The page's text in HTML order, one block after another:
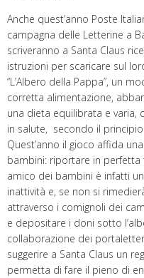
Anche quest’anno Poste
campagna delle Letterine a
scriveranno a Santa Claus
istruzioni per scaricare sul
“L’Albero della Pappa”, un
corretta alimentazione,
una dieta equilibrata e varia,
in salute, secondo il
Quest’anno il gioco affida
bambini: riportare in perfetta
amico dei bambini è infatti
inattività e, se non si
attraverso i comignoli dei
e depositare i doni sotto
collaborazione dei
suggerire a Santa Claus un
permetta di fare il pieno di